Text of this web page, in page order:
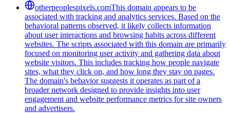
otherpeoplespixels.comThis domain appears to be
associated with tracking and analytics services. Based on the
behavioral patterns observed, it likely collects information
about user interactions and browsing habits across different
websites. The scripts associated with this domain are primarily
focused on monitoring user activity and gathering data about
website visitors. This includes tracking how people navigate
sites, what they click on, and how long they stay on pages.
The domain's behavior suggests it operates as part of a
broader network designed to provide insights into user
engagement and website performance metrics for site owners
and advertisers.